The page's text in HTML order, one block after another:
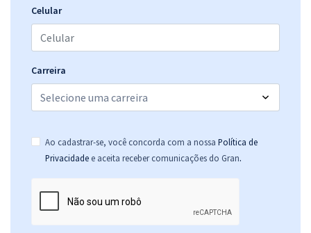
Celular
Carreira
Ao cadastrar-se, você concorda com a nossa Política de
Privacidade e aceita receber comunicações do Gran.